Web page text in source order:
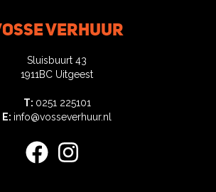
verhuur
Sluisbuurt 43
1911BC Uitgeest
T: 0251 225101
E: info@vosseverhuur.nl